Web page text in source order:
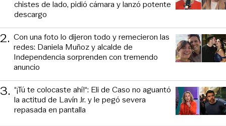
chistes de lado, pidió cámara y lanzó potente
descargo
2. Con una foto lo dijeron todo y remecieron las
redes: Daniela Muñoz y alcalde de
Independencia sorprenden con tremendo
anuncio
3. “¡Tú te colocaste ahí!“: Eli de Caso no aguantó
la actitud de Lavín Jr. y le pegó severa
repasada en pantalla